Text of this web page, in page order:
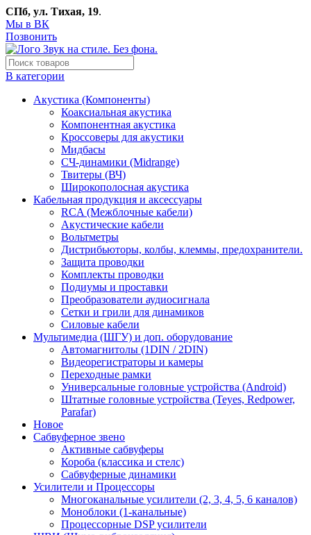
СПб, ул. Тихая, 19.
Мы в ВК
Позвонить
В категории
Акустика (Компоненты)
Коаксиальная акустика
Компонентная акустика
Кроссоверы для акустики
Мидбасы
СЧ-динамики (Midrange)
Твитеры (ВЧ)
Широкополосная акустика
Кабельная продукция и аксессуары
RCA (Межблочные кабели)
Акустические кабели
Вольтметры
Дистрибьюторы, колбы, клеммы, предохранители.
Защита проводки
Комплекты проводки
Подиумы и проставки
Преобразователи аудиосигнала
Сетки и грили для динамиков
Силовые кабели
Мультимедиа (ШГУ) и доп. оборудование
Автомагнитолы (1DIN / 2DIN)
Видеорегистраторы и камеры
Переходные рамки
Универсальные головные устройства (Android)
Штатные головные устройства (Teyes, Redpower,
Parafar)
Новое
Сабвуферное звено
Активные сабвуферы
Короба (классика и стелс)
Сабвуферные динамики
Усилители и Процессоры
Многоканальные усилители (2, 3, 4, 5, 6 каналов)
Моноблоки (1-канальные)
Процессорные DSP усилители